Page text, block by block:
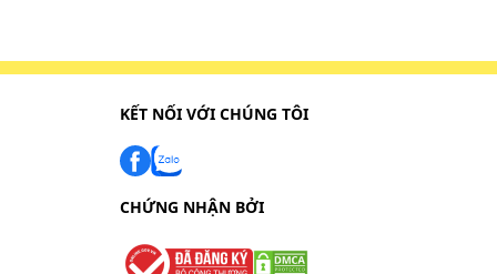
KẾT NỐI VỚI CHÚNG TÔI
CHỨNG NHẬN BỞI